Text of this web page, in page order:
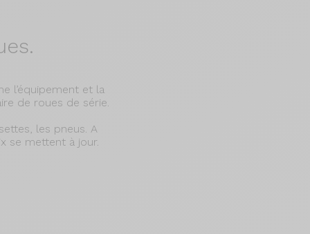
l’équipement et la
de roues de série.
les pneus. A
se mettent à jour.